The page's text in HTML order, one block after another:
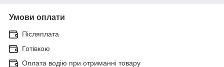
Умови оплати
Післяплата
Готівкою
Оплата водію при отриманні товару